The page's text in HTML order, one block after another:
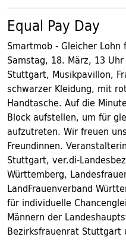
Equal Pay Day
Smartmob - Gleicher
Samstag, 18. März, 13
Stuttgart, Musikpavillon,
schwarzer Kleidung, mit
Handtasche. Auf die
Block aufstellen, um für
aufzutreten. Wir freuen
Freundinnen.
Stuttgart, ver.di-
Württemberg,
LandFrauenverband
für individuelle
Männern der
Bezirksfrauenrat Stuttgart